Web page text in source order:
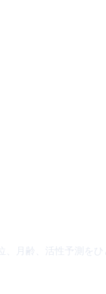
月齢、活性予測を